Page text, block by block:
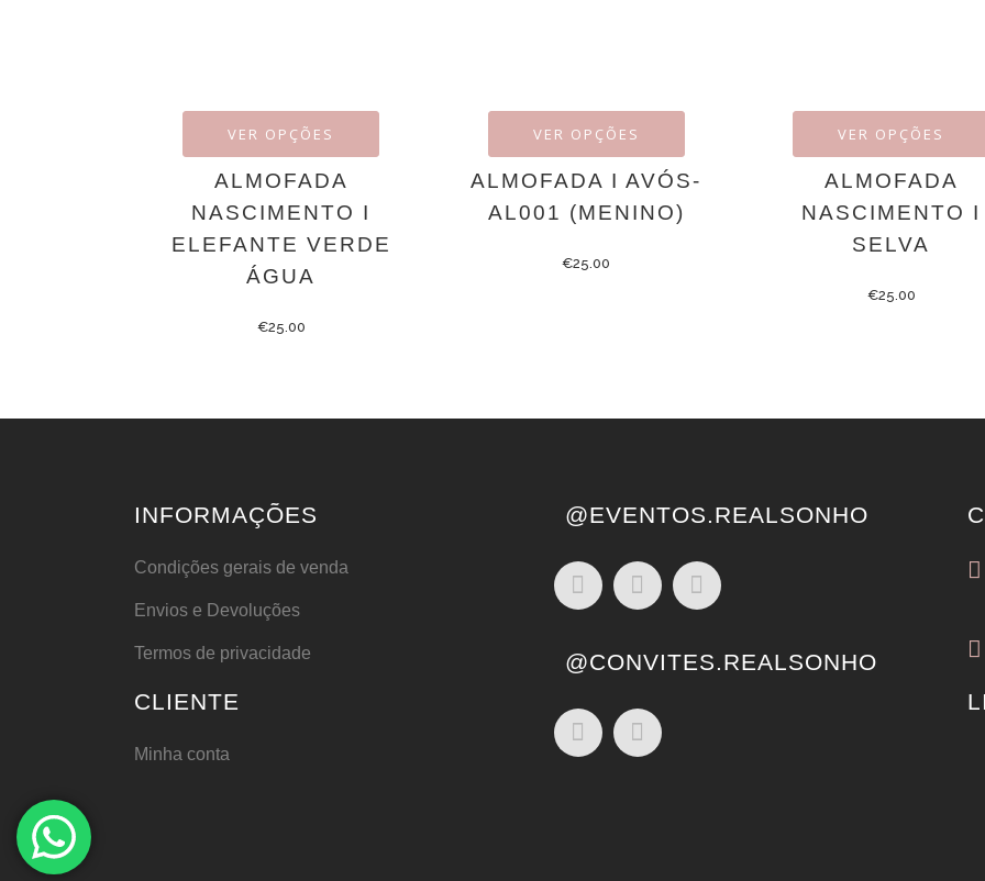
VER OPÇÕES
ALMOFADA
NASCIMENTO I
ELEFANTE VERDE
ÁGUA
€25.00
VER OPÇÕES
ALMOFADA I AVÓS-
AL001 (MENINO)
€25.00
VER OPÇÕES
ALMOFADA
NASCIMENTO I
SELVA
€25.00
INFORMAÇÕES
Condições gerais de venda
Envios e Devoluções
Termos de privacidade
CLIENTE
Minha conta
@EVENTOS.REALSONHO
@CONVITES.REALSONHO